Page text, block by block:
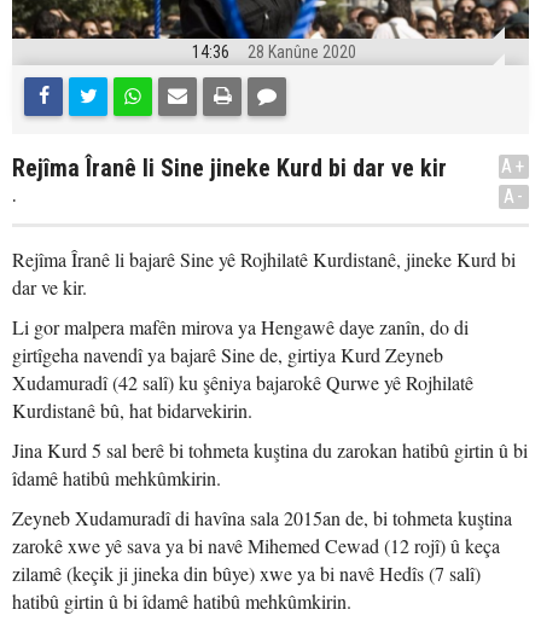
14:36 28 Kanûne 2020
Rejîma Îranê li Sine jineke Kurd bi dar ve kir
.
A+
A-
Rejîma Îranê li bajarê Sine yê Rojhilatê Kurdistanê, jineke Kurd bi
dar ve kir.
Li gor malpera mafên mirova ya Hengawê daye zanîn, do di
girtîgeha navendî ya bajarê Sine de, girtiya Kurd Zeyneb
Xudamuradî (42 salî) ku şêniya bajarokê Qurwe yê Rojhilatê
Kurdistanê bû, hat bidarvekirin.
Jina Kurd 5 sal berê bi tohmeta kuştina du zarokan hatibû girtin û bi
îdamê hatibû mehkûmkirin.
Zeyneb Xudamuradî di havîna sala 2015an de, bi tohmeta kuştina
zarokê xwe yê sava ya bi navê Mihemed Cewad (12 rojî) û keça
zilamê (keçik ji jineka din bûye) xwe ya bi navê Hedîs (7 salî)
hatibû girtin û bi îdamê hatibû mehkûmkirin.